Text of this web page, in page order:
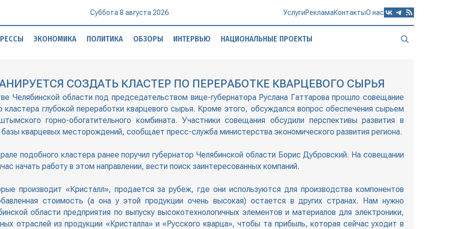
Суббота 8 августа 2026 УслугиРекламаКонтактыО нас
ЭКОНОМИКА ПОЛИТИКА ОБЗОРЫ ИНТЕРВЬЮ НАЦИОНАЛЬНЫЕ ПРОЕКТЫ
СОЗДАТЬ КЛАСТЕР ПО ПЕРЕРАБОТКЕ КВАРЦЕВОГО СЫРЬЯ
Челябинской области под председательством вице-губернатора Руслана Гаттарова прошло совещание
кластера глубокой переработки кварцевого сырья. Кроме этого, обсуждался вопрос обеспечения сырьем
горно-обогатительного комбината. Участники совещания обсудили перспективы развития в
кварцевых месторождений, сообщает пресс-служба министерства экономического развития региона.
подобного кластера ранее поручил губернатор Челябинской области Борис Дубровский. На совещании
начать работу в этом направлении, вести поиск заинтересованных компаний.
производит «Кристалл», продается за рубеж, где они используются для производства компонентов
стоимость (а она у этой продукции очень высокая) остается в других странах. Нам нужно
области предприятия по выпуску высокотехнологичных элементов и материалов для электроники,
отраслей из продукции «Кристалла» и «Русского кварца», чтобы та прибыль, которая сейчас уходит в